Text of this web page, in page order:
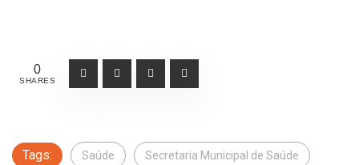
0
SHARES
Tags: Saúde Secretaria Municipal de Saúde